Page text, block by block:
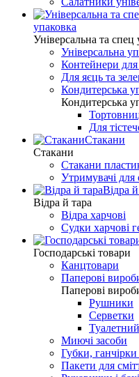
упаковка
Універсальна та спец
Універсальна
Контейнери для
Для яєць та
Кондитерська
Кондитерська
Для
Стакани
Стакани
Стакани
Утримувачі для
Відра
Відра й тара
Відра харчові
Судки харчові
Господарські товари
Канцтовари
Паперові
Паперові
Рушники
Серветки
Миючі засоби
Губки, ганчірки
Пакети для